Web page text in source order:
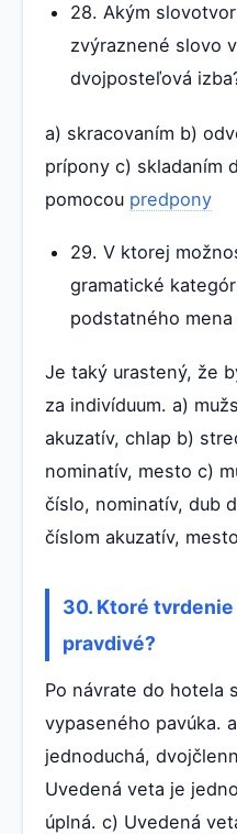
28. Akým
zvýraznené slovo
dvojposteľová
a) skracovaním b)
prípony c) skladaním
pomocou predpony
29. V ktorej
gramatické
podstatného
Je taký urastený, že
za indivíduum. a)
akuzatív, chlap b)
nominatív, mesto c)
číslo, nominatív, dub
číslom akuzatív, mesto
30. Ktoré
pravdivé?
Po návrate do hotela
vypaseného pavúka.
jednoduchá,
Uvedená veta je
úplná. c) Uvedená